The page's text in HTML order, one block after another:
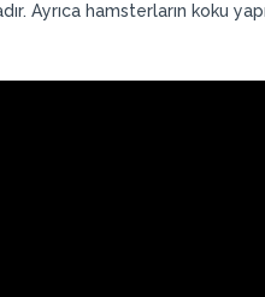
Ayrıca hamsterların koku